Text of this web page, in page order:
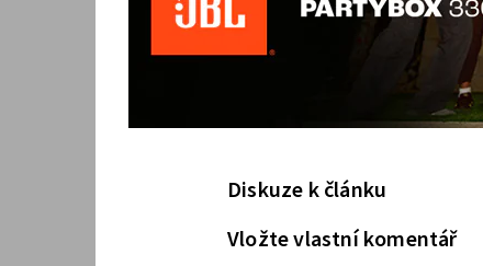
Diskuze k článku
Vložte vlastní komentář